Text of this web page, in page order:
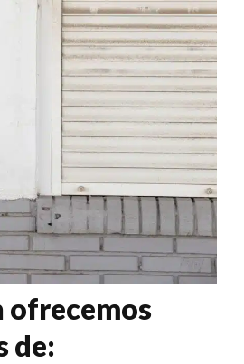
ofrecemos
de: